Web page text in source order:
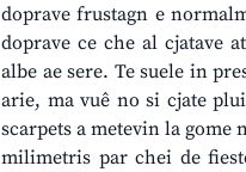
doprave frustagn e
doprave ce che al cjatave
albe ae sere. Te suele in
arie, ma vuê no si cjate
scarpets a metevin la
milimetris par chei de